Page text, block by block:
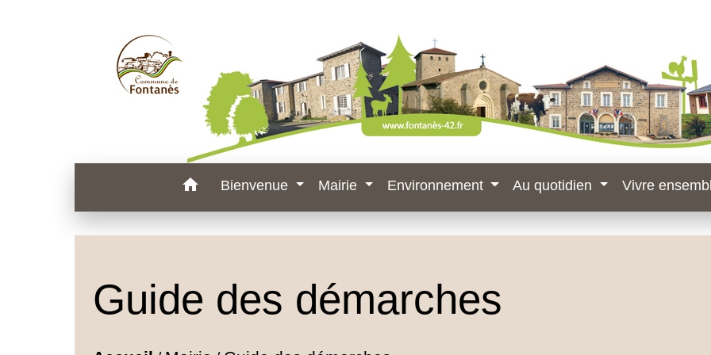
home Bienvenue Mairie Environnement Au quotidien Vivre
Guide des démarches